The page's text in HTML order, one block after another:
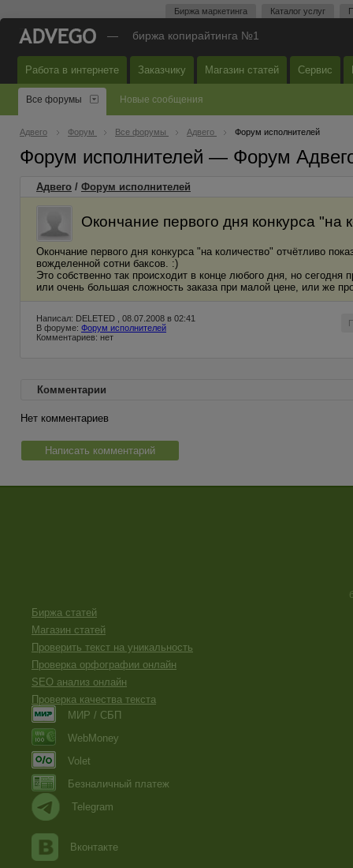
Биржа маркетинга Каталог услуг
— биржа копирайтинга №1
Работа в интернете Заказчику Магазин статей Сервис
Все форумы Новые сообщения
Адвего Форум Все форумы Адвего Форум исполнителей
Форум исполнителей — Форум
Адвего / Форум исполнителей
Окончание первого дня конкурса "на
Окончание первого дня конкурса "на количество" отчётливо
вожделенной сотни баксов. :)
Это собственно так происходит в конце любого дня, но
или очень большая сложность заказа при малой цене, или же
Написал: DELETED , 08.07.2008 в 02:41
В форуме: Форум исполнителей
Комментариев: нет
Комментарии
Нет комментариев
Написать комментарий
Биржа статей
Магазин статей
Проверить текст на уникальность
Проверка орфографии онлайн
SEO анализ онлайн
Проверка качества текста
МИР / СБП
WebMoney
Volet
Безналичный платеж
Telegram
Вконтакте